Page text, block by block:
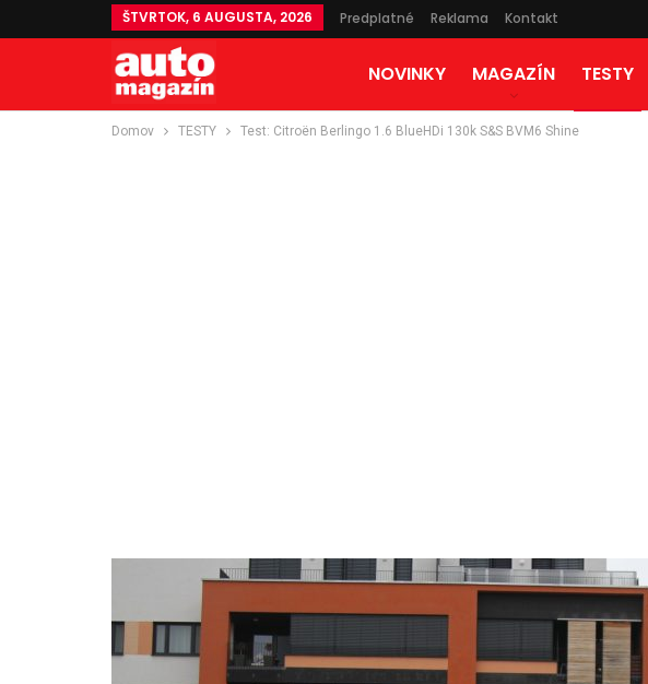
ŠTVRTOK, 6 AUGUSTA, 2026 Predplatné Reklama Kontakt
NOVINKY MAGAZÍN TESTY
Domov TESTY Test: Citroën Berlingo 1.6 BlueHDi 130k S&S BVM6 Shine